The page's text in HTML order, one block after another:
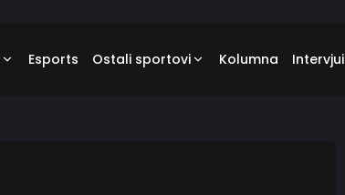
Esports Ostali sportovi Kolumna Intervjui